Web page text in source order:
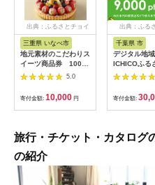
出典：ふるさとチョイ
ス
三重県 いなべ市
地元素材のこだわりス
イーツ商品券 1000
円×3枚【1278103】
5.0
寄付金額: 10,000 円
出典：ふる
千葉県 市
デジタル地
ICHICOふる
ント9,000pt
【12203-
寄付金額:
旅行・チケット・カタログ
の紹介